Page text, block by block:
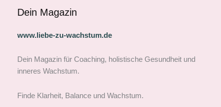
Dein Magazin
www.liebe-zu-wachstum.de
Dein Magazin für Coaching, holistische Gesundheit und
inneres Wachstum.
Finde Klarheit, Balance und Wachstum.